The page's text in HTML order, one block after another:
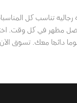
رجالية تناسب كل
مظهر في كل وقت.
دائمًا معك. تسوّق الآن